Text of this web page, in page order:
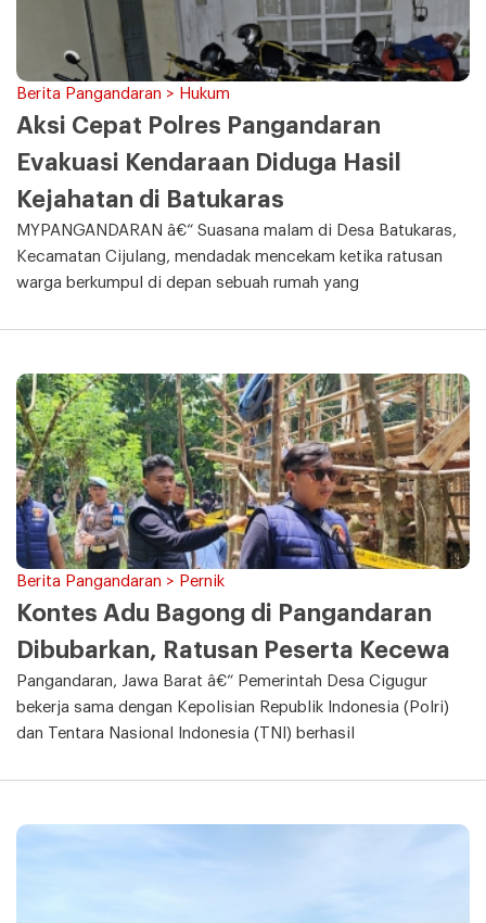
Berita Pangandaran > Hukum
Aksi Cepat Polres Pangandaran
Evakuasi Kendaraan Diduga Hasil
Kejahatan di Batukaras
MYPANGANDARAN â€“ Suasana malam di Desa Batukaras,
Kecamatan Cijulang, mendadak mencekam ketika ratusan
warga berkumpul di depan sebuah rumah yang
Berita Pangandaran > Pernik
Kontes Adu Bagong di Pangandaran
Dibubarkan, Ratusan Peserta Kecewa
Pangandaran, Jawa Barat â€“ Pemerintah Desa Cigugur
bekerja sama dengan Kepolisian Republik Indonesia (Polri)
dan Tentara Nasional Indonesia (TNI) berhasil